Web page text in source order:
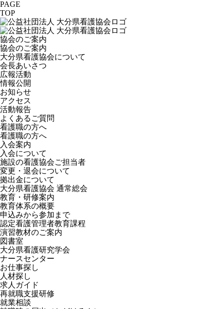
PAGE
TOP
協会のご案内
協会のご案内
大分県看護協会について
会長あいさつ
広報活動
情報公開
お知らせ
アクセス
活動報告
よくあるご質問
看護職の方へ
看護職の方へ
入会案内
入会について
施設の看護協会ご担当者
変更・退会について
拠出金について
大分県看護協会 通常総会
教育・研修案内
教育体系の概要
申込みから参加まで
認定看護管理者教育課程
演習教材のご案内
図書室
大分県看護研究学会
ナースセンター
お仕事探し
人材探し
求人ガイド
再就職支援研修
就業相談